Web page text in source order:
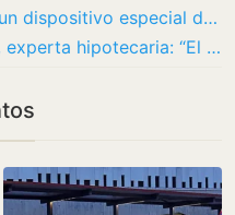
Transportes activa un dispositivo especial de movilidad para facilitar los desplazamientos…
Montse Cespedosa, experta hipotecaria: “El precio imposible de vivienda lleva una…